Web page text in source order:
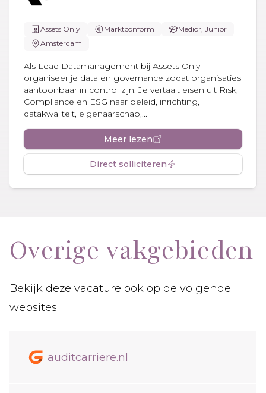
Assets Only Marktconform
Medior, Junior
Amsterdam
Als Lead Datamanagement bij Assets Only
organiseer je data en governance zodat organisaties
aantoonbaar in control zijn. Je vertaalt eisen uit Risk,
Compliance en ESG naar beleid, inrichting,
datakwaliteit, eigenaarschap,...
Meer lezen
Direct solliciteren
Overige vakgebieden
Bekijk deze vacature ook op de volgende
websites
auditcarriere.nl